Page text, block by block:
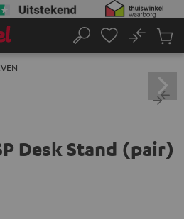
Zoeken
No
Desk Stand (pair)